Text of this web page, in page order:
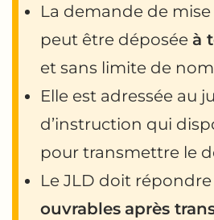
La demande de
peut être déposée à
et sans limite de
Elle est adressée au
d’instruction qui
pour transmettre le
Le JLD doit
ouvrables après